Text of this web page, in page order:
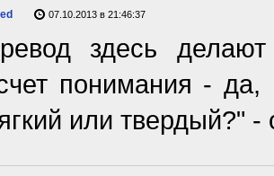
07.10.2013 в 21:46:37
здесь
понимания -
или твердый?" -